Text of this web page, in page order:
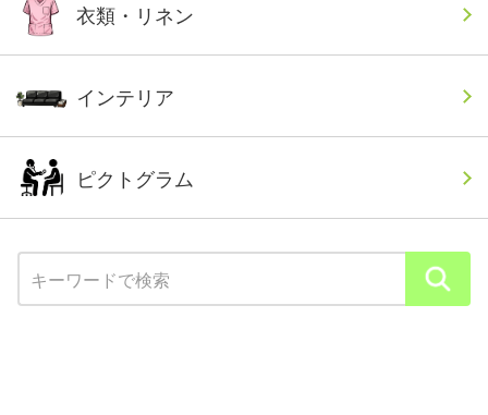
衣類・リネン
インテリア
ピクトグラム